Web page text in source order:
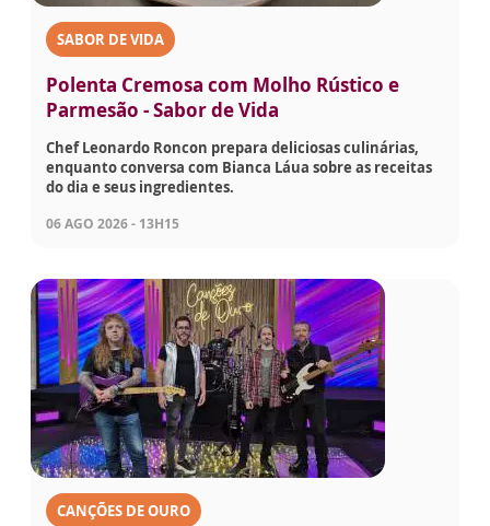
SABOR DE VIDA
Polenta Cremosa com Molho Rústico e
Parmesão - Sabor de Vida
Chef Leonardo Roncon prepara deliciosas culinárias,
enquanto conversa com Bianca Láua sobre as receitas
do dia e seus ingredientes.
06 AGO 2026 - 13H15
CANÇÕES DE OURO